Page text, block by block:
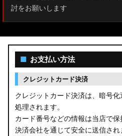
討をお願いします
■ お支払い方法
クレジットカード決済
クレジットカード決済は、暗号
処理されます。
カード番号などの情報は当店で保
決済会社を通じて安全に送信され